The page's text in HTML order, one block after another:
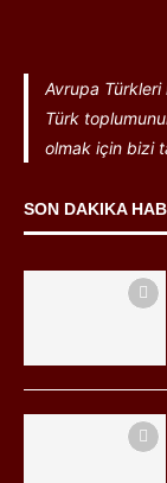
Avrupa Türkleri
Türk
olmak için bizi
SON DAKIKA